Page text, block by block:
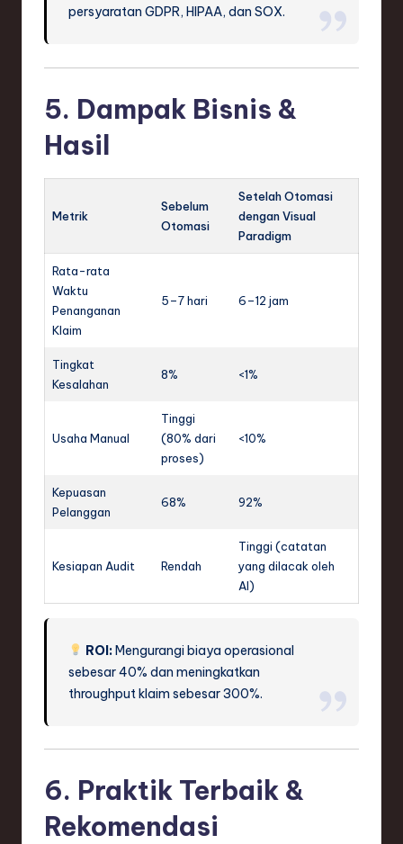
persyaratan GDPR, HIPAA, dan SOX.
5. Dampak Bisnis &
Hasil
Metrik
Sebelum
Otomasi
Setelah Otomasi
dengan Visual
Paradigm
Rata-rata
Waktu
Penanganan
Klaim
5–7 hari 6–12 jam
Tingkat
Kesalahan
8% <1%
Usaha Manual
Tinggi
(80% dari
proses)
<10%
Kepuasan
Pelanggan
68% 92%
Kesiapan Audit Rendah
Tinggi (catatan
yang dilacak oleh
AI)
ROI:Mengurangi biaya operasional
sebesar 40% dan meningkatkan
throughput klaim sebesar 300%.
6. Praktik Terbaik &
Rekomendasi